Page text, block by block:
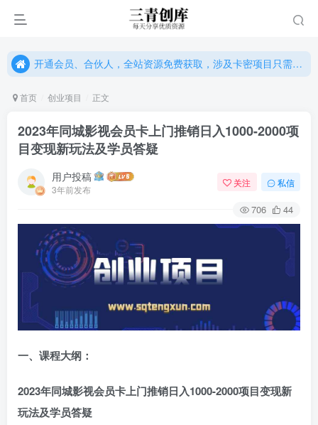
开通会员、合伙人，全站资源免费获取，涉及卡密项目只需单独购卡密（位置：网站右下悬浮按钮）
开通会员、合伙人，全站资源免费获取，涉及卡密项目只需单独购卡密（位置：网站右下悬浮按钮）
首页 创业项目 正文
2023年同城影视会员卡上门推销日入1000-2000项
目变现新玩法及学员答疑
用户投稿
3年前发布
关注 私信
706 44
一、 课程大纲：
2023年同城影视会员卡上门推销日入1000-2000项目变现新
玩法及学员答疑